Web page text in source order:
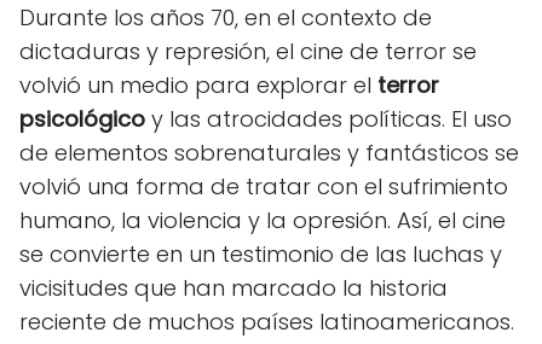
Durante los años 70, en el contexto de
dictaduras y represión, el cine de terror se
volvió un medio para explorar el terror
psicológico y las atrocidades políticas. El uso
de elementos sobrenaturales y fantásticos se
volvió una forma de tratar con el sufrimiento
humano, la violencia y la opresión. Así, el cine
se convierte en un testimonio de las luchas y
vicisitudes que han marcado la historia
reciente de muchos países latinoamericanos.